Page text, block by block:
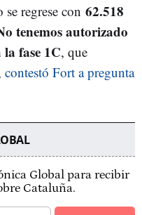
regrese con 62.518
tenemos autorizado
la fase 1C, que
contestó Fort a pregunta
Global para recibir
Cataluña.